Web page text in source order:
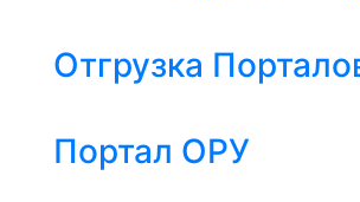
Отгрузка
Портал ОРУ